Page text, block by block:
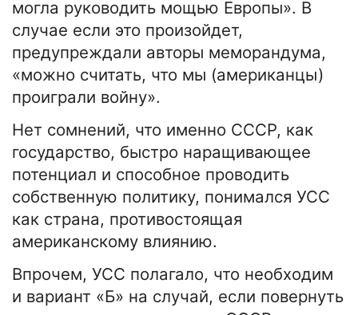
могла руководить мощью Европы». В
случае если это произойдет,
предупреждали авторы меморандума,
«можно считать, что мы (американцы)
проиграли войну».
Нет сомнений, что именно СССР, как
государство, быстро наращивающее
потенциал и способное проводить
собственную политику, понимался УСС
как страна, противостоящая
американскому влиянию.
Впрочем, УСС полагало, что необходим
и вариант «Б» на случай, если повернуть